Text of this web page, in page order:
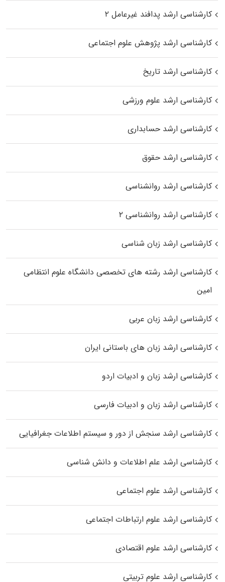
کارشناسی ارشد پدافند غیرعامل ۲
کارشناسی ارشد پژوهش علوم اجتماعی
کارشناسی ارشد تاریخ
کارشناسی ارشد علوم ورزشی
کارشناسی ارشد حسابداری
کارشناسی ارشد حقوق
کارشناسی ارشد روانشناسی
کارشناسی ارشد روانشناسی ۲
کارشناسی ارشد زبان شناسی
کارشناسی ارشد رﺷﺘﻪ ﻫﺎی تخصصی داﻧﺸﮕﺎه ﻋﻠﻮم انتظامی
اﻣﻴﻦ
کارشناسی ارشد زبان عربی
کارشناسی ارشد زبان‌ های باستانی ایران
کارشناسی ارشد زبان و ادبیات اردو
کارشناسی ارشد زبان و ادبیات فارسی
کارشناسی ارشد سنجش از دور و سیستم اطلاعات جغرافیایی
کارشناسی ارشد علم اطلاعات و دانش شناسی
کارشناسی ارشد علوم اجتماعی
کارشناسی ارشد علوم ارتباطات اجتماعی
کارشناسی ارشد علوم اقتصادی
کارشناسی ارشد علوم تربیتی